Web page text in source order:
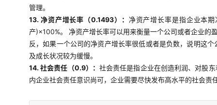
管理。
13. 净资产增长率（0.1493）： 净资产增长率是指企业本
产)×100%。 净资产增长率可以用来衡量一个公司或者企业的
反，如果一个公司的净资产增长率很低或者是负数，说明这
及成长状况较为缓慢。
14. 社会责任（0.9）： 社会责任是指企业在创造利润、对股
内企业社会责任意识尚可，企业需要尽快发布高水平的社会责